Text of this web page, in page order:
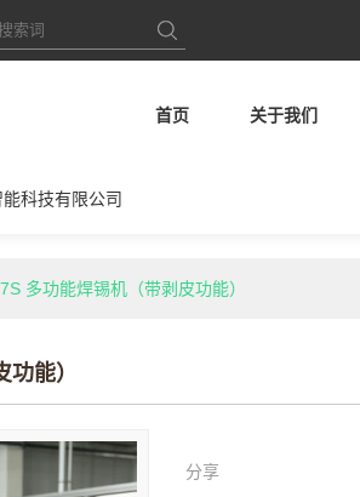
科技有限公司
首页 关于我们
多功能焊锡机（带剥皮功能）
能）
分享